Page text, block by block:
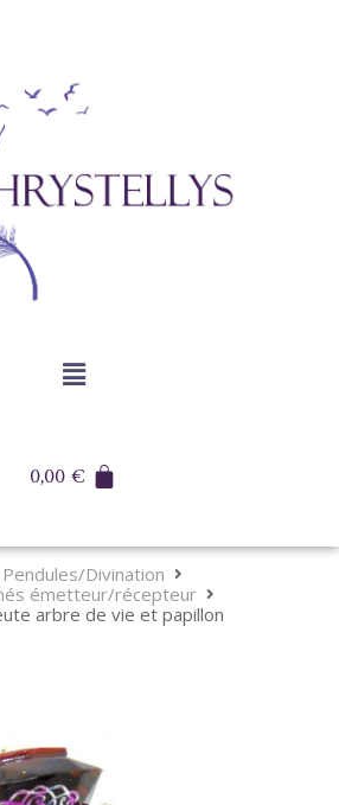
0,00€
Pendules/Divination
émetteur/récepteur
arbre de vie et papillon